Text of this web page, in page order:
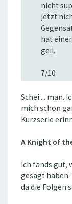
nicht
jetzt
hat
geil.
7/10
Schei.... man.
mich schon
Kurzserie
A Knight of
Ich fands gut,
gesagt
da die Folgen